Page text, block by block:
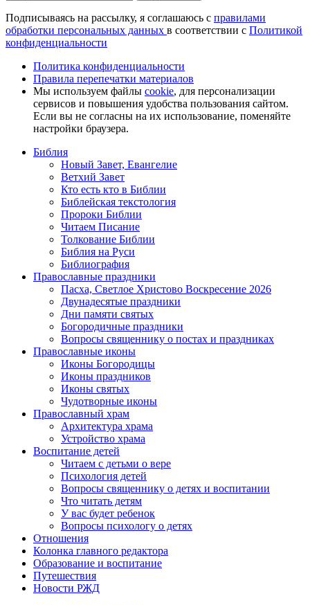
Подписываясь на рассылку, я соглашаюсь с правилами
обработки персональных данных в соответствии с Политикой
конфиденциальности
Политика конфиденциальности
Правила перепечатки материалов
Мы используем файлы cookie, для персонализации
сервисов и повышения удобства пользования сайтом.
Если вы не согласны на их использование, поменяйте
настройки браузера.
Библия
Новый Завет, Евангелие
Ветхий Завет
Кто есть кто в Библии
Библейская текстология
Пророки Библии
Читаем Писание
Толкование Библии
Библия на Руси
Библиография
Православные праздники
Пасха, Светлое Христово Воскресение 2026
Двунадесятые праздники
Дни памяти святых
Богородичные праздники
Вопросы священнику о постах и праздниках
Православные иконы
Иконы Богородицы
Иконы праздников
Иконы святых
Чудотворные иконы
Православный храм
Архитектура храма
Устройство храма
Воспитание детей
Читаем с детьми о вере
Психология детей
Вопросы священнику о детях и воспитании
Что читать детям
У вас будет ребенок
Вопросы психологу о детях
Отношения
Колонка главного редактора
Образование и воспитание
Путешествия
Новости РЖД